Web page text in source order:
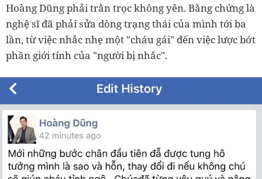
Hoàng Dũng phải trằn trọc không yên. Bằng chứng là
nghệ sĩ đã phải sửa dòng trạng thái của mình tới ba
lần, từ việc nhắc nhẹ một "cháu gái" đến việc lược bớt
phần giới tính của "người bị nhắc".